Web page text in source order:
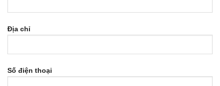
Địa chỉ
Số điện thoại